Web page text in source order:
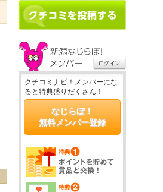
クチコミナビ！メンバーにな
ると特典盛りだくさん！
なじらぼ！
無料メンバー登録